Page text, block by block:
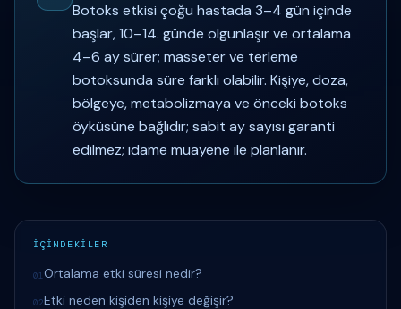
Botoks etkisi çoğu hastada 3–4 gün içinde
başlar, 10–14. günde olgunlaşır ve ortalama
4–6 ay sürer; masseter ve terleme
botoksunda süre farklı olabilir. Kişiye, doza,
bölgeye, metabolizmaya ve önceki botoks
öyküsüne bağlıdır; sabit ay sayısı garanti
edilmez; idame muayene ile planlanır.
İÇİNDEKİLER
01Ortalama etki süresi nedir?
02Etki neden kişiden kişiye değişir?